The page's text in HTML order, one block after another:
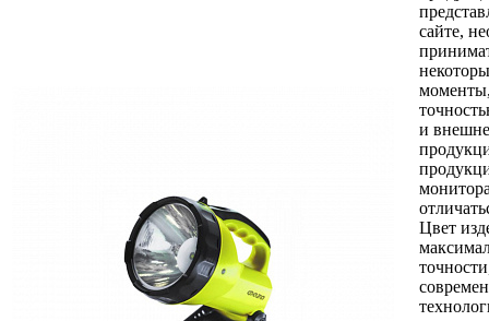
сайте,
и
Цвет